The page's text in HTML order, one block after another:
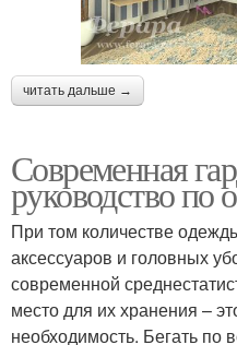
читать дальше →
Современная
руководство по
При том количестве
аксессуаров и головных
современной
место для их хранения –
необходимость. Бегать по